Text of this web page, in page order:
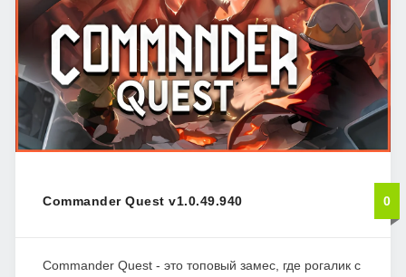
Commander Quest v1.0.49.940 0
Commander Quest - это топовый замес, где рогалик с